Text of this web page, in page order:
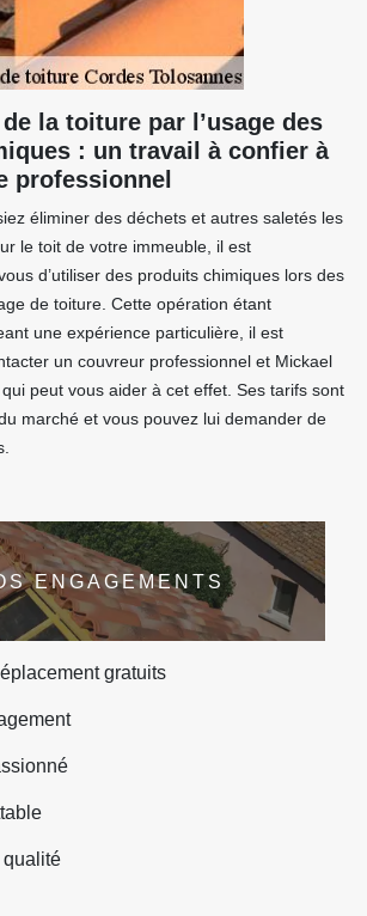
la toiture par l’usage des
: un travail à confier à
professionnel
éliminer des déchets et autres saletés les
le toit de votre immeuble, il est
d’utiliser des produits chimiques lors des
de toiture. Cette opération étant
une expérience particulière, il est
un couvreur professionnel et Mickael
peut vous aider à cet effet. Ses tarifs sont
marché et vous pouvez lui demander de
ENGAGEMENTS
gratuits
qualité